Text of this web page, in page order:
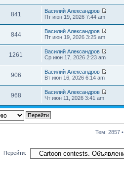
841
Василий Александров
Пт июн 19, 2026 7:44 am
844
Василий Александров
Пт июн 19, 2026 3:25 am
1261
Василий Александров
Ср июн 17, 2026 2:23 am
906
Василий Александров
Вт июн 16, 2026 6:14 am
968
Василий Александров
Чт июн 11, 2026 3:41 am
Тем: 2857 •
Перейти: